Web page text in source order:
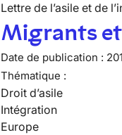
Lettre de l’asile et de
Migrants
Date de publication :
Thématique :
Droit d’asile
Intégration
Europe